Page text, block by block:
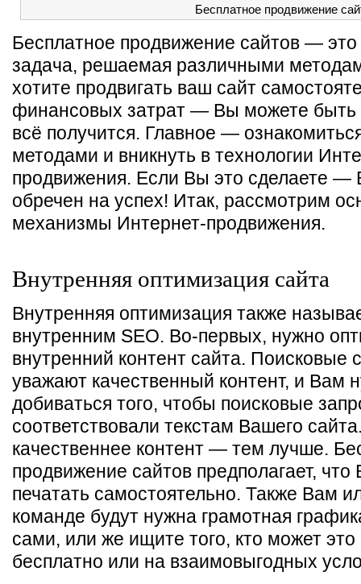
Бесплатное продвижение
Бесплатное продвижение сайтов —
задача, решаемая различными
хотите продвигать ваш сайт
финансовых затрат — Вы можете быть
всё получится. Главное —
методами и вникнуть в технологии
продвижения. Если Вы это сделаете —
обречен на успех! Итак, рассмотрим
механизмы Интернет-продвижения.
Внутренняя оптимизация сайта
Внутренняя оптимизация также
внутренним SEO. Во-первых, нужно
внутренний контент сайта. Поисковые
уважают качественный контент, и Вам
добиваться того, чтобы поисковые
соответствовали текстам Вашего
качественнее контент — тем лучше.
продвижение сайтов предполагает, что
печатать самостоятельно. Также Вам
команде будут нужна грамотная
сами, или же ищите того, кто может это
бесплатно или на взаимовыгодных